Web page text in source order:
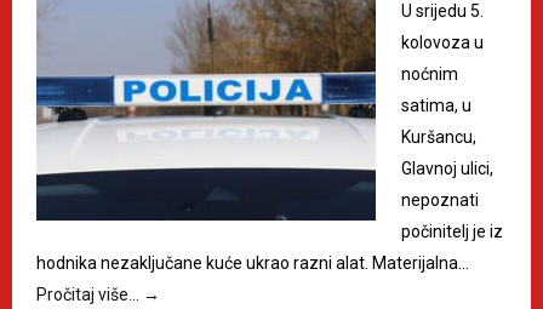
U srijedu 5.
kolovoza u
noćnim
satima, u
Kuršancu,
Glavnoj ulici,
nepoznati
počinitelj je iz
hodnika nezaključane kuće ukrao razni alat. Materijalna…
Pročitaj više…
→